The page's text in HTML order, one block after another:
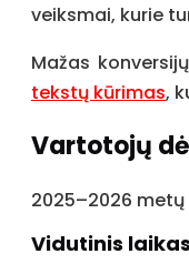
veiksmai, kurie
Mažas
tekstų kūrimas,
Vartotojų
2025–2026
Vidutinis